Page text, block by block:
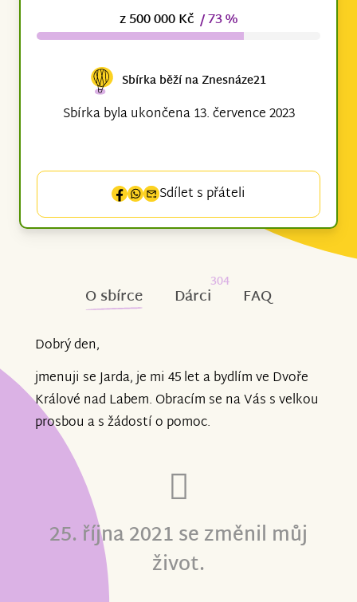
z 500 000 Kč / 73 %
Sbírka běží na Znesnáze21
Sbírka byla ukončena 13. července 2023
Sdílet s přáteli
O sbírce Dárci
304
FAQ
Dobrý den,
jmenuji se Jarda, je mi 45 let a bydlím ve Dvoře
Králové nad Labem. Obracím se na Vás s velkou
prosbou a s žádostí o pomoc.
25. října 2021 se změnil můj
život.